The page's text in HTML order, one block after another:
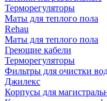
Терморегуляторы
Маты для теплого пола
Rehau
Маты для теплого пола
Греющие кабели
Терморегуляторы
Фильтры для очистки
Джилекс
Корпусы для